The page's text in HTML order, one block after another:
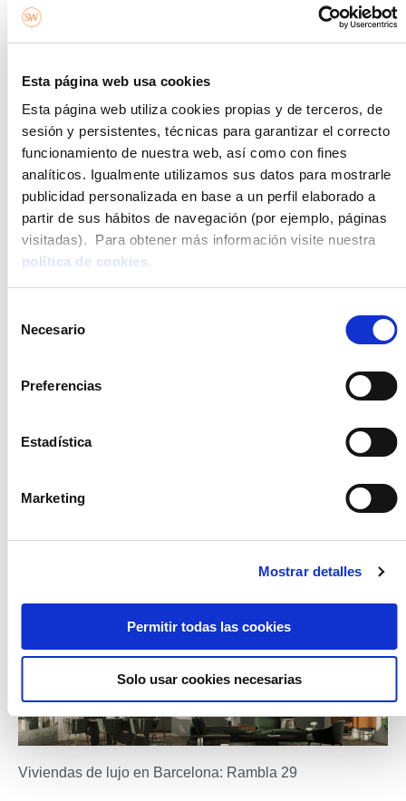
Esta página web usa cookies
Esta página web utiliza cookies propias y de terceros, de
sesión y persistentes, técnicas para garantizar el correcto
funcionamiento de nuestra web, así como con fines
analíticos. Igualmente utilizamos sus datos para mostrarle
publicidad personalizada en base a un perfil elaborado a
partir de sus hábitos de navegación (por ejemplo, páginas
visitadas). Para obtener más información visite nuestra
política de cookies.
Necesario
Preferencias
Estadística
Marketing
Mostrar detalles
Permitir todas las cookies
Solo usar cookies necesarias
El IBI de las plazas de aparcamiento: mitos y realidades
16/07/2024
Quien sea propietario de bienes inmuebles sabrá perfectamente que
uno de los impuestos más comunes que debe pagar es el IBI
(Impuesto sobre Bienes Inmuebles),
Leer más »
El papel de los agentes inmobiliarios en la compra de tu
vivienda
¿Ha llegado la hora de comprar una vivienda y no tienes claro si
contar con un agente inmobiliario? Descuida, para cuando hayas
Viviendas de lujo en Barcelona: Rambla 29